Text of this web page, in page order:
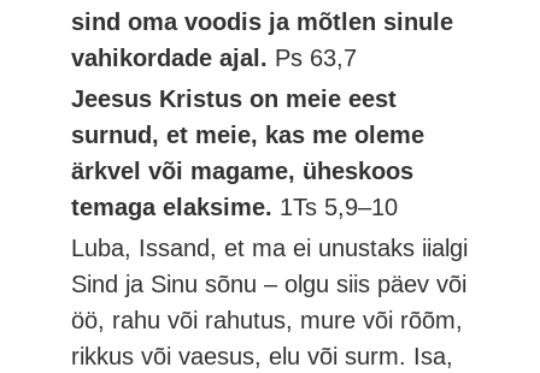
sind oma voodis ja mõtlen sinule
vahikordade ajal. Ps 63,7
Jeesus Kristus on meie eest
surnud, et meie, kas me oleme
ärkvel või magame, üheskoos
temaga elaksime. 1Ts 5,9–10
Luba, Issand, et ma ei unustaks iialgi
Sind ja Sinu sõnu – olgu siis päev või
öö, rahu või rahutus, mure või rõõm,
rikkus või vaesus, elu või surm. Isa,